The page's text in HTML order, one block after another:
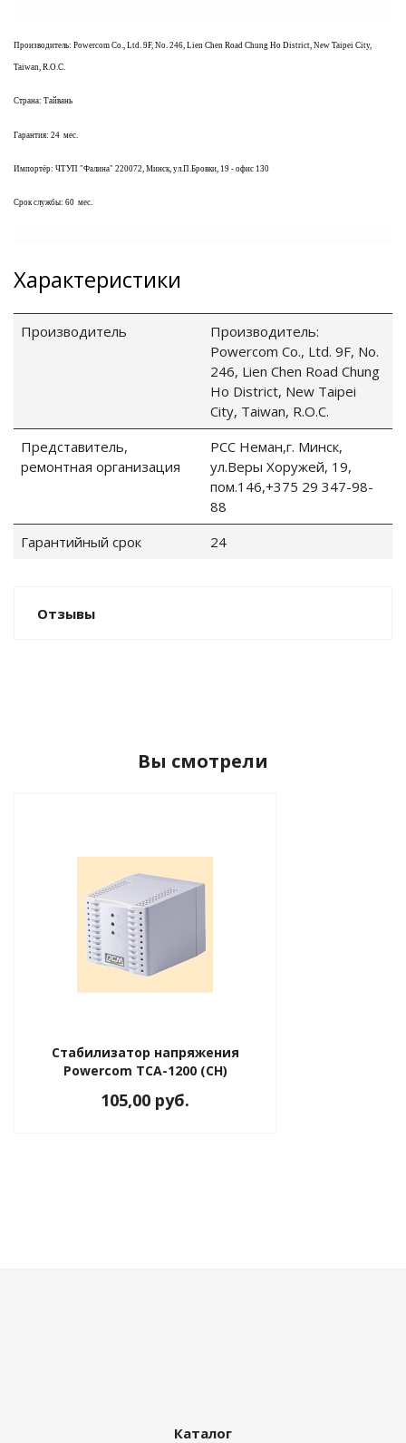
"Фалина"
Производитель: Powercom Co., Ltd. 9F, No. 246, Lien Chen Road Chung Ho District, New Taipei City,
Taiwan, R.O.C.
Страна: Тайвань
Гарантия: 24 мес.
Импортёр: ЧТУП "Фалина" 220072, Минск, ул.П.Бровки, 19 - офис 130
Срок службы: 60 мес.
Характеристики
Производитель
Производитель:
Powercom Co., Ltd. 9F, No.
246, Lien Chen Road Chung
Ho District, New Taipei
City, Taiwan, R.O.C.
Представитель,
ремонтная организация
РСС Неман,г. Минск,
ул.Веры Хоружей, 19,
пом.146,+375 29 347-98-
88
Гарантийный срок
24
Отзывы
Вы смотрели
Стабилизатор напряжения
Powercom TCA-1200 (СН)
105,00 руб.
Каталог